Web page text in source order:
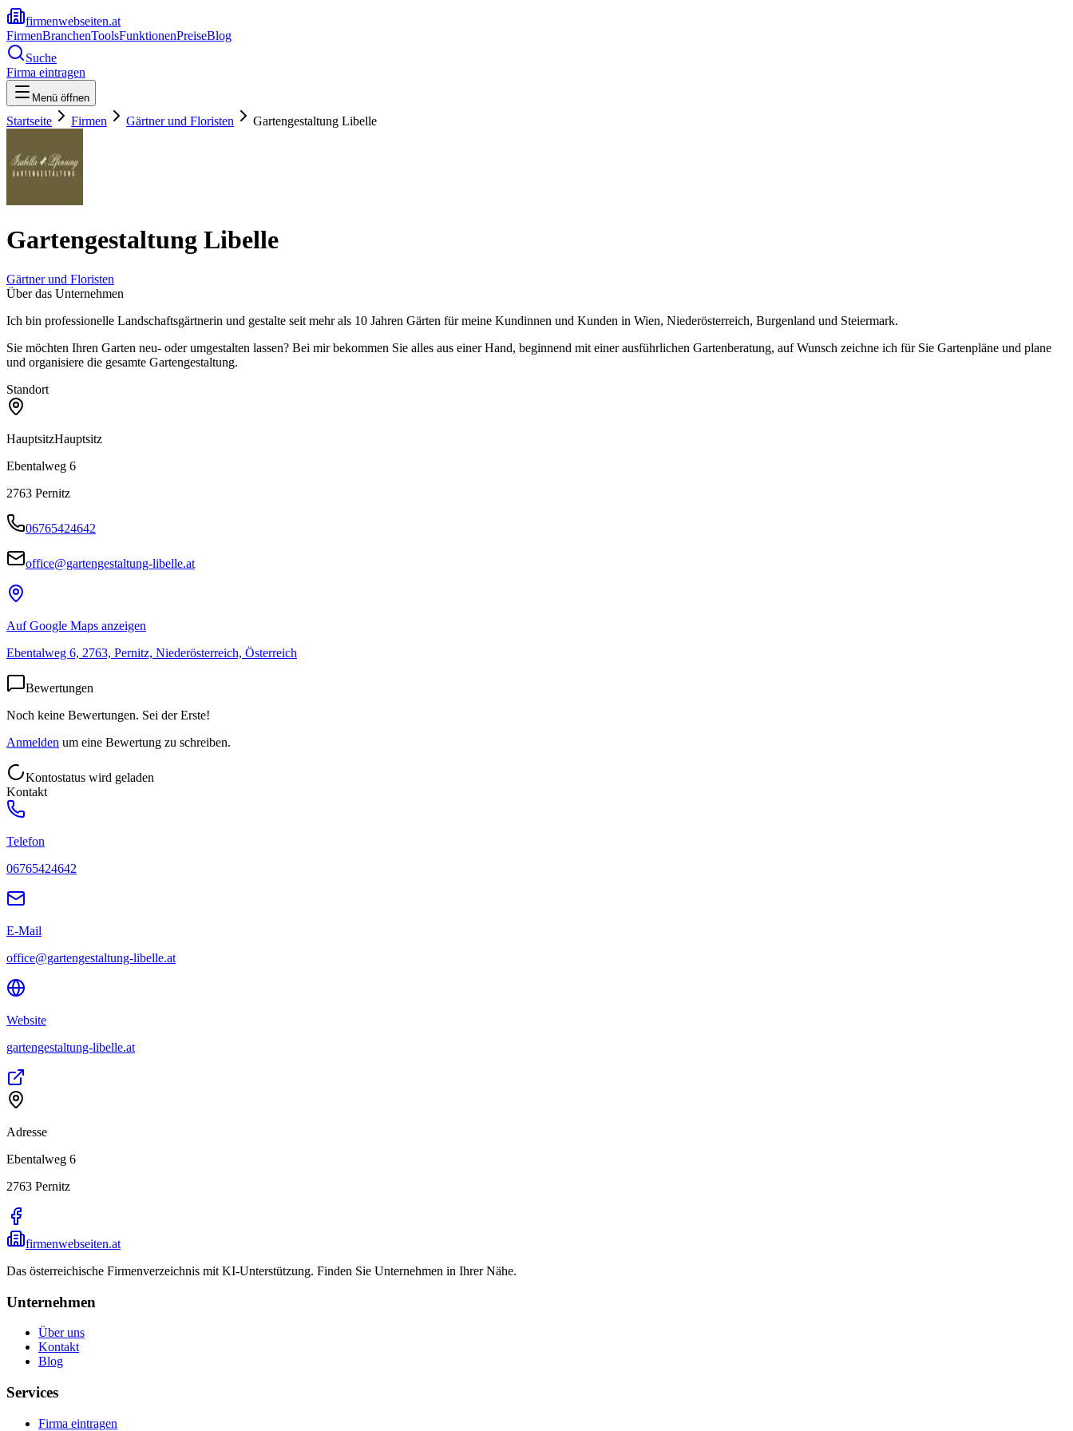
firmenwebseiten.at
FirmenBranchenToolsFunktionenPreiseBlog
Suche
Firma eintragen
Menü öffnen
Startseite Firmen Gärtner und Floristen Gartengestaltung Libelle
Gartengestaltung Libelle
Gärtner und Floristen
Über das Unternehmen
Ich bin professionelle Landschaftsgärtnerin und gestalte seit mehr als 10 Jahren Gärten für meine Kundinnen und Kunden in Wien, Niederösterreich, Burgenland und Steiermark.
Sie möchten Ihren Garten neu- oder umgestalten lassen? Bei mir bekommen Sie alles aus einer Hand, beginnend mit einer ausführlichen Gartenberatung, auf Wunsch zeichne ich für Sie Gartenpläne und plane
und organisiere die gesamte Gartengestaltung.
Standort
HauptsitzHauptsitz
Ebentalweg 6
2763 Pernitz
06765424642
office@gartengestaltung-libelle.at
Auf Google Maps anzeigen
Ebentalweg 6, 2763, Pernitz, Niederösterreich, Österreich
Bewertungen
Noch keine Bewertungen. Sei der Erste!
Anmelden um eine Bewertung zu schreiben.
Kontostatus wird geladen
Kontakt
Telefon
06765424642
E-Mail
office@gartengestaltung-libelle.at
Website
gartengestaltung-libelle.at
Adresse
Ebentalweg 6
2763 Pernitz
firmenwebseiten.at
Das österreichische Firmenverzeichnis mit KI-Unterstützung. Finden Sie Unternehmen in Ihrer Nähe.
Unternehmen
Über uns
Kontakt
Blog
Services
Firma eintragen